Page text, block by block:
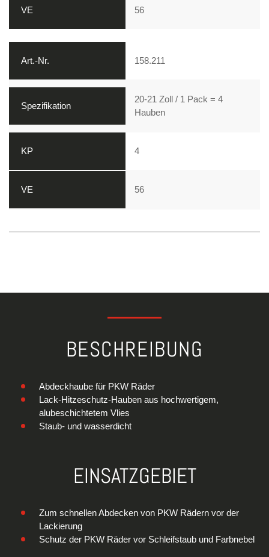
56
158.211
20-21 Zoll / 1 Pack = 4
Hauben
4
56
BESCHREIBUNG
Abdeckhaube für PKW Räder
Lack-Hitzeschutz-Hauben aus hochwertigem,
alubeschichtetem Vlies
Staub- und wasserdicht
EINSATZGEBIET
Zum schnellen Abdecken von PKW Rädern vor der
Lackierung
Schutz der PKW Räder vor Schleifstaub und Farbnebel